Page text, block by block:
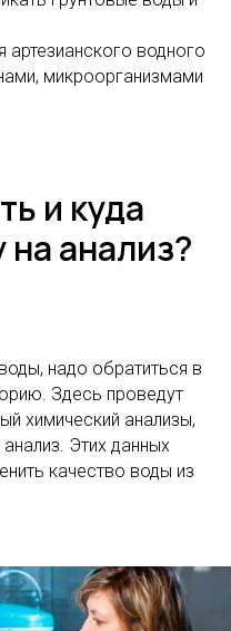
артезианского водного
микроорганизмами
и куда
на анализ?
надо обратиться в
Здесь проведут
химический анализы,
Этих данных
качество воды из